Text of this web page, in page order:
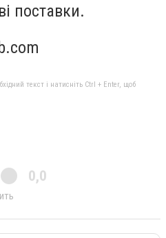
поставки.
текст і натисніть Ctrl + Enter, щоб
0,0